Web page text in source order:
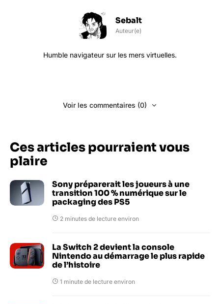
Sebalt
Auteur(e)
Humble navigateur sur les mers virtuelles.
Voir les commentaires (0)
Ces articles pourraient vous
plaire
Sony préparerait les joueurs à une
transition 100 % numérique sur le
packaging des PS5
2 minutes de lecture environ
La Switch 2 devient la console
Nintendo au démarrage le plus rapide
de l’histoire
1 minute de lecture environ